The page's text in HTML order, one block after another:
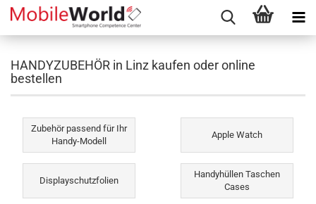
HANDYZUBEHÖR in Linz kaufen oder online
bestellen
Zubehör passend für Ihr
Handy-Modell
Apple Watch
Displayschutzfolien
Handyhüllen Taschen
Cases